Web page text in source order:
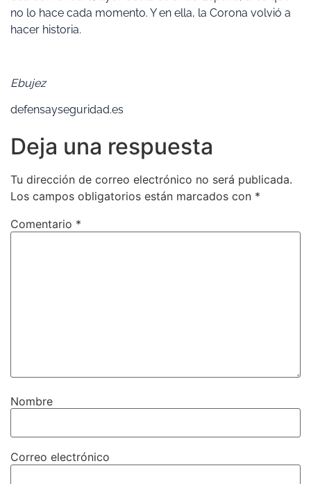
no lo hace cada momento. Y en ella, la Corona volvió a
hacer historia.
Ebujez
defensayseguridad.es
Deja una respuesta
Tu dirección de correo electrónico no será publicada.
Los campos obligatorios están marcados con *
Comentario *
Nombre
Correo electrónico